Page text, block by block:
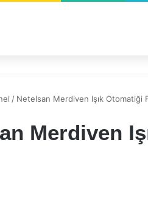
/ Netelsan Merdiven Işık Otomatiği
Merdiven